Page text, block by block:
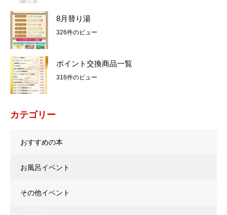
8月替り湯
326件のビュー
ポイント交換商品一覧
316件のビュー
カテゴリー
おすすめの本
お風呂イベント
その他イベント